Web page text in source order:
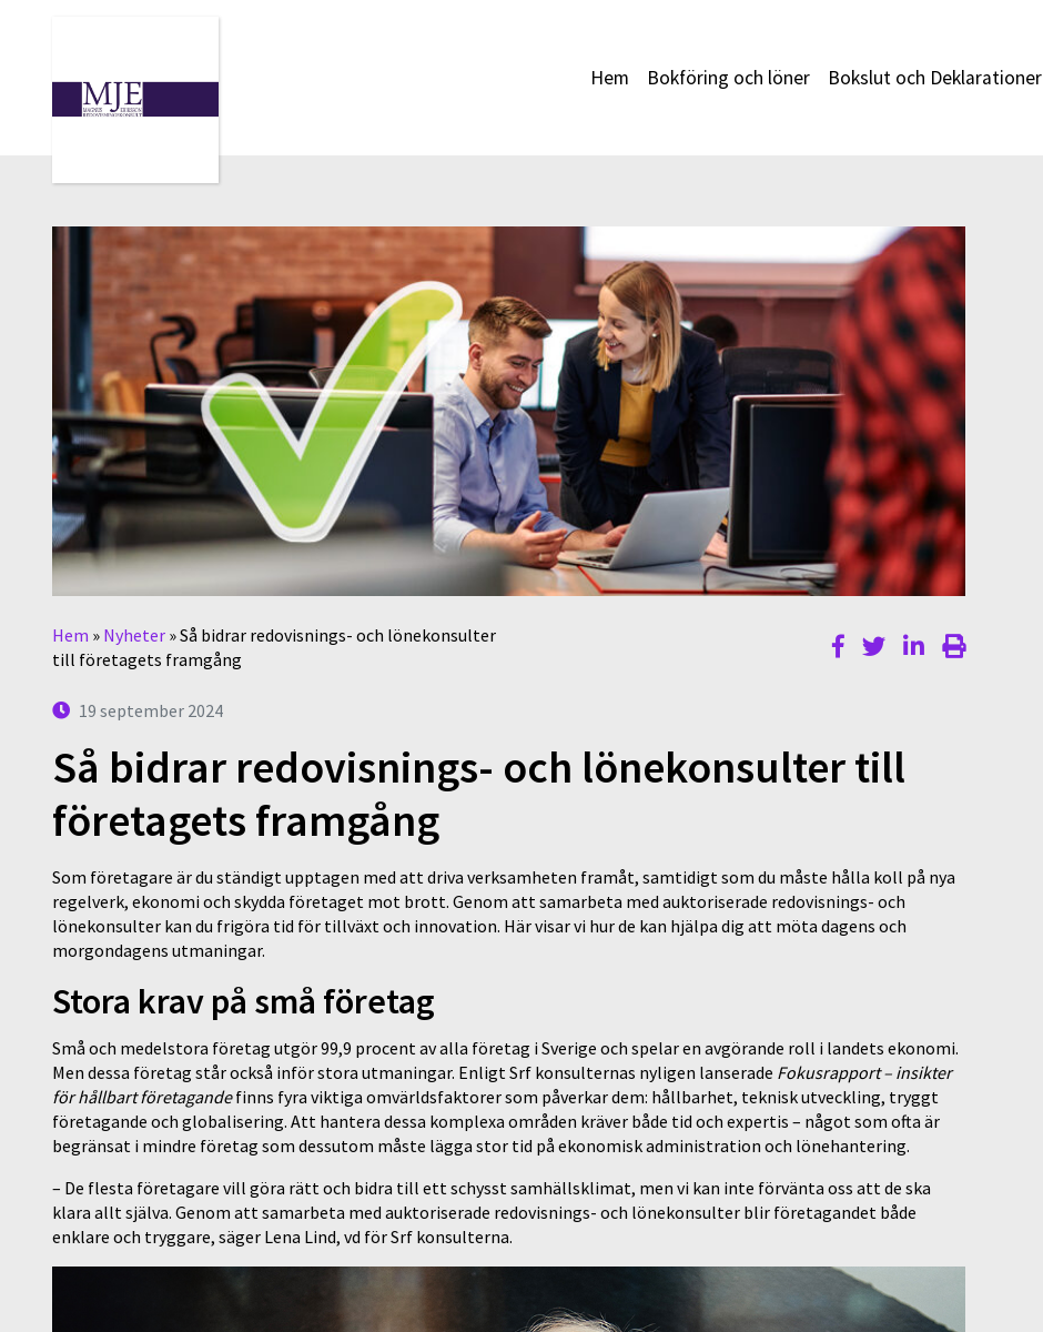
Hem Bokföring och löner Bokslut och Deklarationer
Hem » Nyheter »Så bidrar redovisnings- och lönekonsulter
till företagets framgång
19 september 2024
Så bidrar redovisnings- och lönekonsulter till
företagets framgång
Som företagare är du ständigt upptagen med att driva verksamheten framåt, samtidigt som du måste hålla koll på nya
regelverk, ekonomi och skydda företaget mot brott. Genom att samarbeta med auktoriserade redovisnings- och
lönekonsulter kan du frigöra tid för tillväxt och innovation. Här visar vi hur de kan hjälpa dig att möta dagens och
morgondagens utmaningar.
Stora krav på små företag
Små och medelstora företag utgör 99,9 procent av alla företag i Sverige och spelar en avgörande roll i landets ekonomi.
Men dessa företag står också inför stora utmaningar. Enligt Srf konsulternas nyligen lanserade Fokusrapport – insikter
för hållbart företagandefinns fyra viktiga omvärldsfaktorer som påverkar dem: hållbarhet, teknisk utveckling, tryggt
företagande och globalisering. Att hantera dessa komplexa områden kräver både tid och expertis – något som ofta är
begränsat i mindre företag som dessutom måste lägga stor tid på ekonomisk administration och lönehantering.
– De flesta företagare vill göra rätt och bidra till ett schysst samhällsklimat, men vi kan inte förvänta oss att de ska
klara allt själva. Genom att samarbeta med auktoriserade redovisnings- och lönekonsulter blir företagandet både
enklare och tryggare, säger Lena Lind, vd för Srf konsulterna.